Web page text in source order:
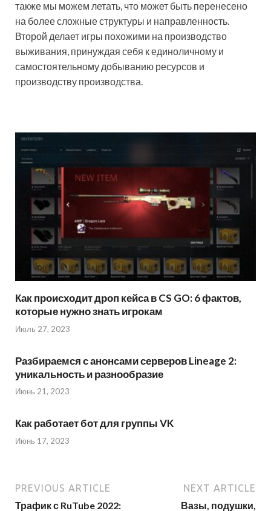
также мы можем летать, что может быть перенесено
на более сложные структуры и направленность.
Второй делает игры похожими на производство
выживания, принуждая себя к единоличному и
самостоятельному добыванию ресурсов и
производству производства.
Как происходит дроп кейса в CS GO: 6 фактов,
которые нужно знать игрокам
Июль 27, 2023
Разбираемся с анонсами серверов Lineage 2:
уникальность и разнообразие
Июнь 21, 2023
Как работает бот для группы VK
Июнь 17, 2023
PREVIOUS ARTICLE
Трафик с RuTube 2022:
NEXT ARTICLE
Вазы, подушки,